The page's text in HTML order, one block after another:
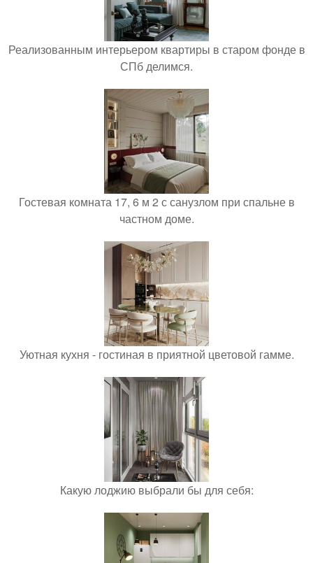
Реализованным интерьером квартиры в старом фонде в
СПб делимся.
Гостевая комната 17, 6 м 2 с санузлом при спальне в
частном доме.
Уютная кухня - гостиная в приятной цветовой гамме.
Какую лоджию выбрали бы для себя: